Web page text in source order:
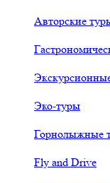
Авторские
Эко-туры
Горнолыжные
Fly and Drive